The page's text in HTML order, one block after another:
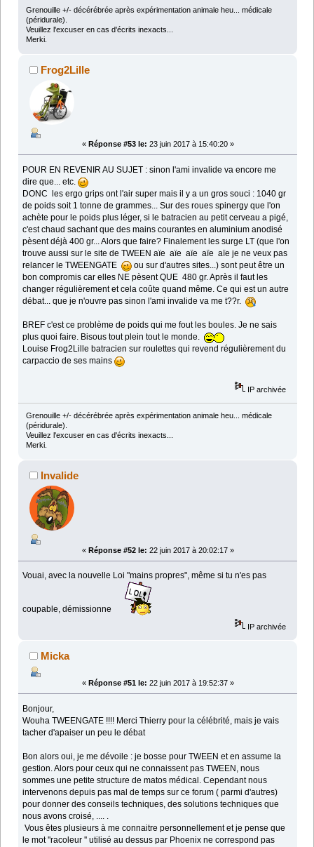
Grenouille +/- décérébrée après expérimentation animale heu... médicale
(péridurale).
Veuillez l'excuser en cas d'écrits inexacts...
Merki.
Frog2Lille
« Réponse #53 le: 23 juin 2017 à 15:40:20 »
POUR EN REVENIR AU SUJET : sinon l'ami invalide va encore me
dire que... etc.
DONC les ergo grips ont l'air super mais il y a un gros souci : 1040 gr
de poids soit 1 tonne de grammes... Sur des roues spinergy que l'on
achète pour le poids plus léger, si le batracien au petit cerveau a pigé,
c'est chaud sachant que des mains courantes en aluminium anodisé
pèsent déjà 400 gr... Alors que faire? Finalement les surge LT (que l'on
trouve aussi sur le site de TWEEN aïe aïe aïe aïe aïe je ne veux pas
relancer le TWEENGATE
ou sur d'autres sites...) sont peut être un
bon compromis car elles NE pèsent QUE 480 gr. Après il faut les
changer régulièrement et cela coûte quand même. Ce qui est un autre
débat... que je n'ouvre pas sinon l'ami invalide va me t??r.
BREF c'est ce problème de poids qui me fout les boules. Je ne sais
plus quoi faire. Bisous tout plein tout le monde.
Louise Frog2Lille batracien sur roulettes qui revend régulièrement du
carpaccio de ses mains
IP archivée
Grenouille +/- décérébrée après expérimentation animale heu... médicale
(péridurale).
Veuillez l'excuser en cas d'écrits inexacts...
Merki.
Invalide
« Réponse #52 le: 22 juin 2017 à 20:02:17 »
Vouai, avec la nouvelle Loi "mains propres", même si tu n'es pas
coupable, démissionne
IP archivée
Micka
« Réponse #51 le: 22 juin 2017 à 19:52:37 »
Bonjour,
Wouha TWEENGATE !!!! Merci Thierry pour la célébrité, mais je vais
tacher d'apaiser un peu le débat
Bon alors oui, je me dévoile : je bosse pour TWEEN et en assume la
gestion. Alors pour ceux qui ne connaissent pas TWEEN, nous
sommes une petite structure de matos médical. Cependant nous
intervenons depuis pas mal de temps sur ce forum ( parmi d'autres)
pour donner des conseils techniques, des solutions techniques que
nous avons croisé, .... .
Vous êtes plusieurs à me connaitre personnellement et je pense que
le mot ''racoleur '' utilisé au dessus par Phoenix ne correspond pas